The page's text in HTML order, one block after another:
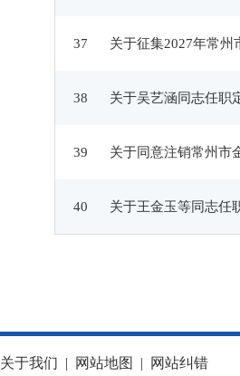
37 关于征集2027年常
38 关于吴艺涵同志任职
39 关于同意注销常州市
40 关于王金玉等同志任
关于我们 | 网站地图 | 网站纠错